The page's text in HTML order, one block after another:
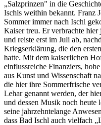
„Salzprinzen" in die
Ischls weithin bekannt. Franz
Sommer immer nach Ischl
Kaiser treu. Er verbrachte hier
und reiste erst im Juli ab,
Kriegserklärung, die den
hatte. Mit dem kaiserlichen
einflussreiche Finanziers,
aus Kunst und Wissenschaft
die hier ihre Sommerfrische
Lehar genannt werden, der
und dessen Musik noch heute
seine jahrzehntelange
dass Bad Ischl auch vielfach